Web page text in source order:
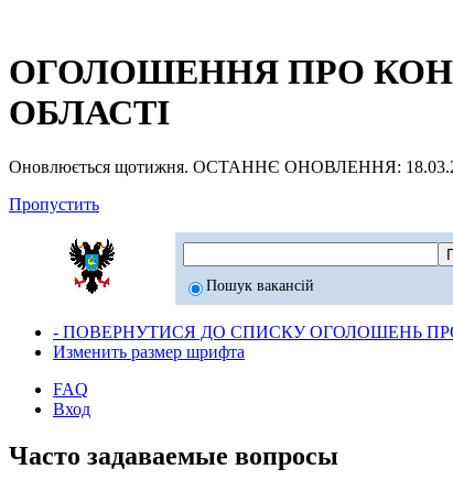
ОГОЛОШЕННЯ ПРО
ОБЛАСТІ
Оновлюється щотижня. ОСТАННЄ ОНОВЛЕННЯ:
Пропустить
Пошук вакансій
- ПОВЕРНУТИСЯ ДО СПИСКУ ОГОЛОШЕНЬ
Изменить размер шрифта
FAQ
Вход
Часто задаваемые вопросы